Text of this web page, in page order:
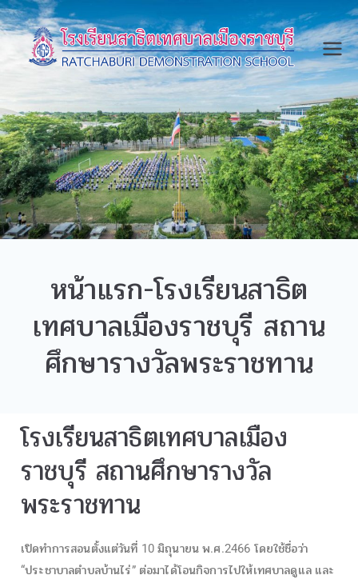
โรงเรีย
นสาธิต
เทศบา
ลเมือง
ราชบุรี
สถาน
ศึกษา
รางวัล
พระรา
จังหวัด
ราชบุรี
หน้าแรก-โรงเรียนสาธิต
เทศบาลเมืองราชบุรี สถาน
ศึกษารางวัลพระราชทาน
โรงเรียนสาธิตเทศบาลเมือง
ราชบุรี สถานศึกษารางวัล
พระราชทาน
เปิดทำการสอนตั้งแต่วันที่ 10 มิถุนายน พ.ศ.2466 โดยใช้ชื่อว่า
“ประชาบาลตำบลบ้านไร่” ต่อมาได้โอนกิจการไปให้เทศบาลดูแล และ